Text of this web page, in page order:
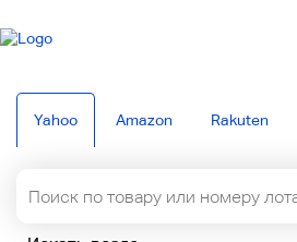
Yahoo Amazon Rakuten